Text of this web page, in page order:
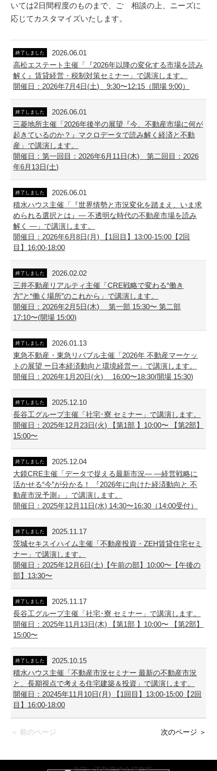
いては2日間程度のものまで、ご゙相談の上、ニーズに
応じてカスタマイズいたします。
終了しました
2026.06.01
高松エステート主催「『2026年以降の変化する市場を読み
解く』賃貸経営・税制対策セミナー」で講演します。
開催日：2026年7月4日(土) 9:30〜12:15（開場 9:00）
終了しました
2026.06.01
三菱地所主催「2026年後半の展望『今、不動産市場に何が
起きているのか？』マクロデータで読み解く経済と不動
産」で講演します。
開催日：第一回目：2026年6月11日(木) 第二回目：2026
年6月13日(土)
終了しました
2026.06.01
積水ハウス主催「『世界情勢と市況変化を踏まえ、いま求
められる選択とは』― 不透明な時代の不動産市場を読み
解く ―」で講演します。
開催日：2026年6月8日(月) 【1回目】13:00-15:00【2回
目】16:00-18:00
終了しました
2026.02.02
三井不動産リアルティ主催「CRE戦略で変わる“働き
方”と“働く場所”のこれから」で講演します。
開催日：2026年2月5日(木) 第一部 15:30〜 第二部
17:10〜(開場 15:00)
終了しました
2026.01.13
東急不動産・東急リバブル主催「2026年 不動産マーケッ
トの展望 ー日本経済動向と環境経営ー」で講演します。
開催日：2026年1月20日(火) 16:00〜18:30(開場 15:30)
終了しました
2025.12.10
長谷工グループ主催「社宅･寮 セミナー」で講演します。
開催日：2025年12月23日(火) 【第1部 】10:00〜 【第2部】
15:00〜
終了しました
2025.12.04
大鏡CRE主催「データで捉える最新市況― ―経営戦略に
活かせる“今”が分かる！ 『2026年に向けた経済動向と 不
動産市況予測』」で講演します。
開催日：2025年12月11日(水) 14:30〜16:30（14:00受付）
終了しました
2025.11.17
茨城セキスイハイム主催「不動産投資・ZEH賃貸住宅セミ
ナー」で講演します。
開催日：2025年12月6日(土)【午前の部】10:00〜【午後の
部】13:30〜
終了しました
2025.11.17
長谷工グループ主催「社宅･寮 セミナー」で講演します。
開催日：2025年11月13日(木) 【第1部 】10:00〜 【第2部】
15:00〜
終了しました
2025.10.15
積水ハウス主催「不動産市況セミナー 最新の不動産市況
と、長期視点で考える住宅建築＆投資」で講演します。
開催日：20245年11月10日(月) 【1回目】13:00-15:00【2回
目】16:00-18:00
＜ 前のページ 次のページ ＞